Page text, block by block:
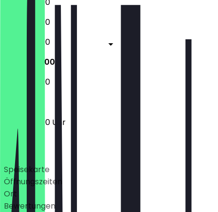
12:00 - 23:00
12:00 - 23:00
12:00 - 23:00
12:00 - 23:00
12:00 - 23:00 Uhr
Deals
Speisekarte
Öffnungszeiten
Ort
Bewertungen